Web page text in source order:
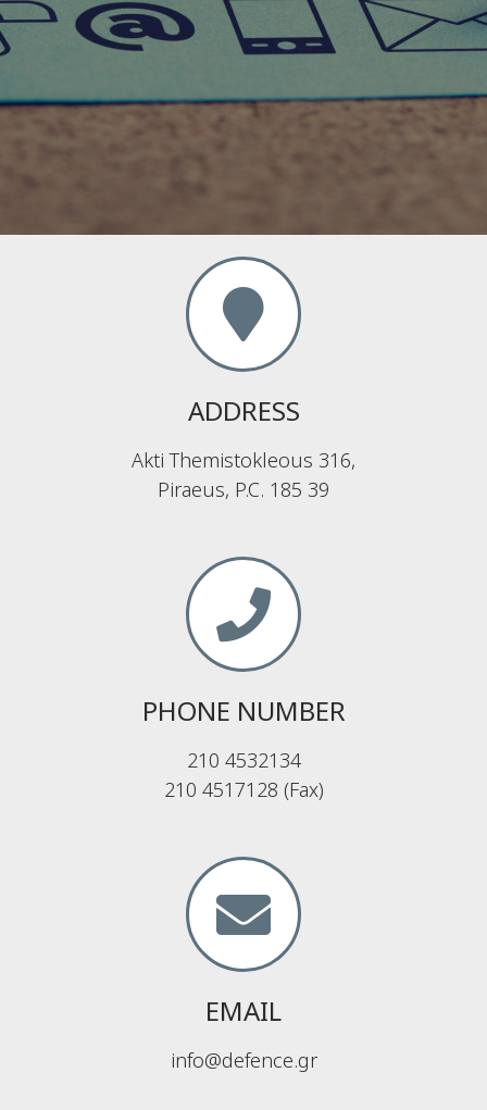
ADDRESS
Akti Themistokleous 316,
Piraeus, P.C. 185 39
PHONE NUMBER
210 4532134
210 4517128 (Fax)
EMAIL
info@defence.gr